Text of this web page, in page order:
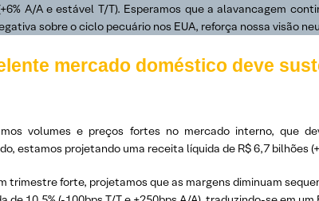
A/A e estável T/T). Esperamos que a alavancagem
sobre o ciclo pecuário nos EUA, reforça nossa visão
mercado doméstico deve
volumes e preços fortes no mercado interno, que
estamos projetando uma receita líquida de R$ 6,7 bilhões
trimestre forte, projetamos que as margens diminuam